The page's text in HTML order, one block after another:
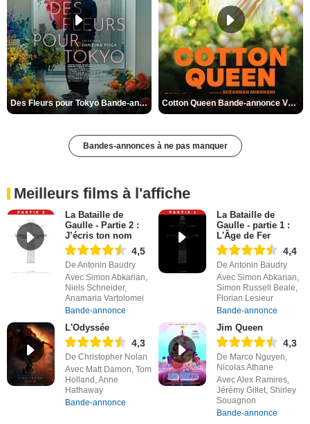
Des Fleurs pour Tokyo Bande-annonce VO STFR Cotton Queen Bande-annonce VO STFR
Bandes-annonces à ne pas manquer
Meilleurs films à l'affiche
La Bataille de
Gaulle - Partie 2 :
J’écris ton nom
4,5
De Antonin Baudry
Avec Simon Abkarian,
Niels Schneider,
Anamaria Vartolomei
Bande-annonce
La Bataille de
Gaulle - partie 1 :
L'Âge de Fer
4,4
De Antonin Baudry
Avec Simon Abkarian,
Simon Russell Beale,
Florian Lesieur
Bande-annonce
L'Odyssée
4,3
De Christopher Nolan
Avec Matt Damon, Tom
Holland, Anne
Hathaway
Bande-annonce
Jim Queen
4,3
De Marco Nguyen,
Nicolas Athane
Avec Alex Ramires,
Jérémy Gillet, Shirley
Souagnon
Bande-annonce